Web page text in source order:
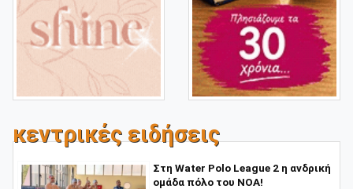
κεντρικές ειδήσεις
Στη Water Polo League 2 η ανδρική
ομάδα πόλο του ΝΟΑ!